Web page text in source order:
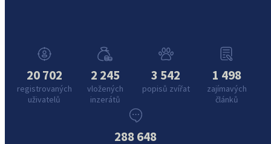
20 702
registrovaných
uživatelů
2 245
vložených
inzerátů
3 542
popisů zvířat
1 498
zajímavých
článků
288 648